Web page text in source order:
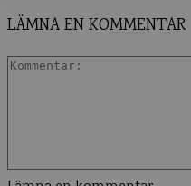
LÄMNA EN KOMMENTAR